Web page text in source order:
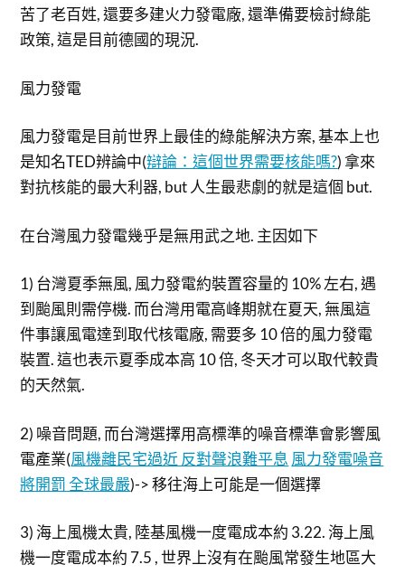
苦了老百姓, 還要多建火力發電廠, 還準備要檢討綠能
政策, 這是目前德國的現況.
風力發電
風力發電是目前世界上最佳的綠能解決方案, 基本上也
是知名TED辨論中(辯論：這個世界需要核能嗎?) 拿來
對抗核能的最大利器, but 人生最悲劇的就是這個 but.
在台灣風力發電幾乎是無用武之地. 主因如下
1) 台灣夏季無風, 風力發電約裝置容量的 10% 左右, 遇
到颱風則需停機. 而台灣用電高峰期就在夏天, 無風這
件事讓風電達到取代核電廠, 需要多 10 倍的風力發電
裝置. 這也表示夏季成本高 10 倍, 冬天才可以取代較貴
的天然氣.
2) 噪音問題, 而台灣選擇用高標準的噪音標準會影響風
電產業(風機離民宅過近 反對聲浪難平息 風力發電噪音
將開罰 全球最嚴)-> 移往海上可能是一個選擇
3) 海上風機太貴, 陸基風機一度電成本約 3.22. 海上風
機一度電成本約 7.5 , 世界上沒有在颱風常發生地區大